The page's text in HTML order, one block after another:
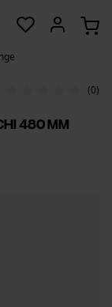
(0)
480 mm